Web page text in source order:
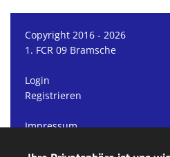
Copyright 2016 - 2026
1. FCR 09 Bramsche
Login
Registrieren
Impressum